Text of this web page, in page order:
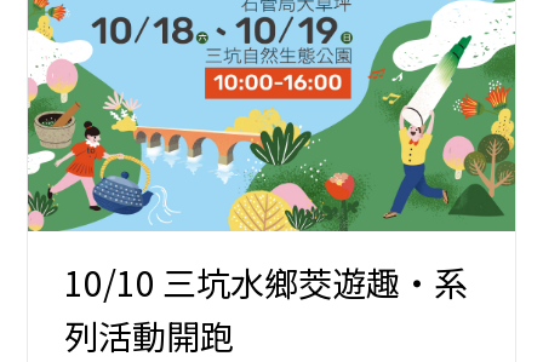
10/10 三坑水鄉茭遊趣・系
列活動開跑